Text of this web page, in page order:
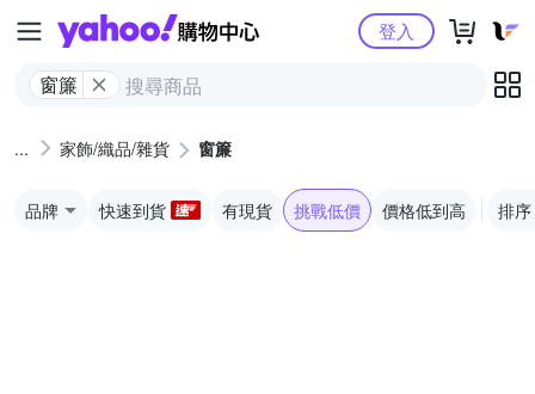
Yahoo購物中心
窗簾
登入
家飾/織品/雜貨 窗簾
品牌 快速到貨 有現貨 挑戰低價 價格低到高 排序